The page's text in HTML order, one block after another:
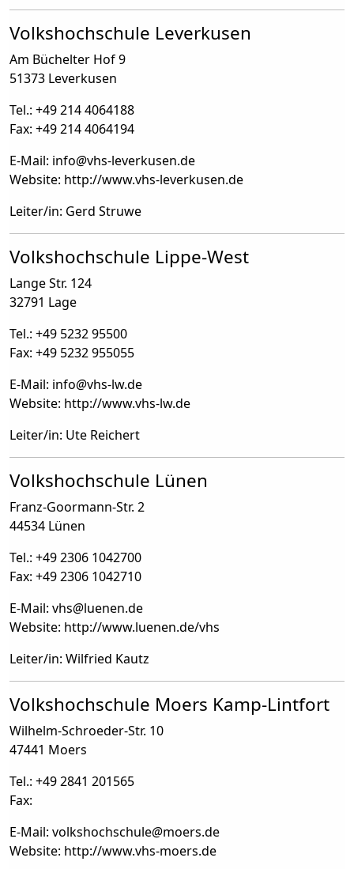
Volkshochschule Leverkusen
Am Büchelter Hof 9
51373 Leverkusen
Tel.: +49 214 4064188
Fax: +49 214 4064194
E-Mail: info@vhs-leverkusen.de
Website: http://www.vhs-leverkusen.de
Leiter/in: Gerd Struwe
Volkshochschule Lippe-West
Lange Str. 124
32791 Lage
Tel.: +49 5232 95500
Fax: +49 5232 955055
E-Mail: info@vhs-lw.de
Website: http://www.vhs-lw.de
Leiter/in: Ute Reichert
Volkshochschule Lünen
Franz-Goormann-Str. 2
44534 Lünen
Tel.: +49 2306 1042700
Fax: +49 2306 1042710
E-Mail: vhs@luenen.de
Website: http://www.luenen.de/vhs
Leiter/in: Wilfried Kautz
Volkshochschule Moers Kamp-Lintfort
Wilhelm-Schroeder-Str. 10
47441 Moers
Tel.: +49 2841 201565
Fax:
E-Mail: volkshochschule@moers.de
Website: http://www.vhs-moers.de